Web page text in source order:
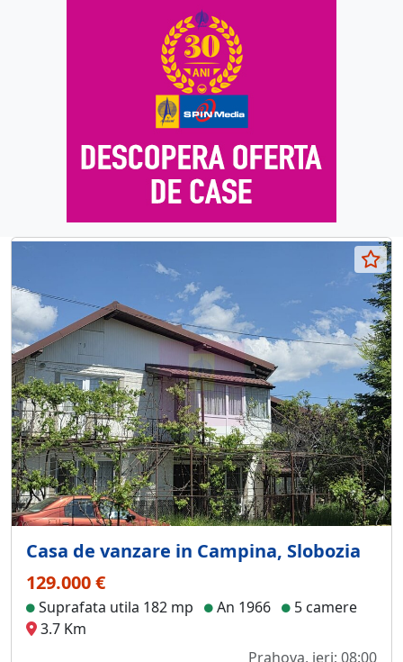
Casa de vanzare in Campina, Slobozia
129.000 €
Suprafata utila 182 mp An 1966
5 camere
3.7 Km
Prahova, ieri; 08:00